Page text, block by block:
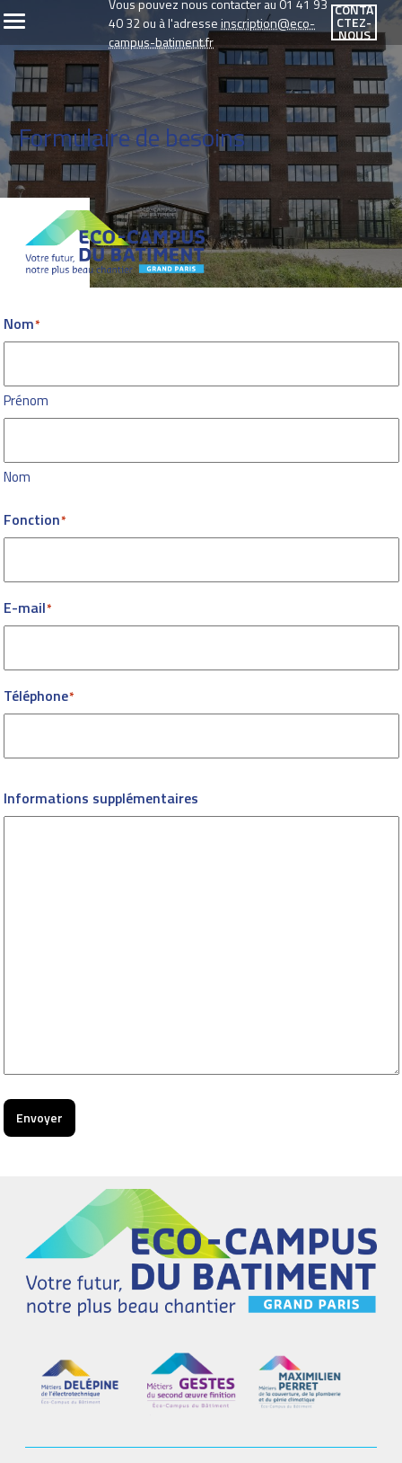
40 32 ou à l'adresseinscription@eco-
campus-batiment.fr
CONTA
CTEZ-
NOUS
Formulaire de besoins
Nom
Prénom
Nom
Fonction
E-mail
Téléphone
Informations supplémentaires